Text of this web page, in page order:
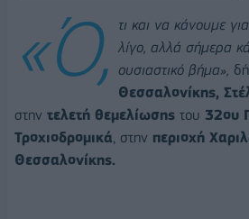
«Ό,
τι και να κάνουμε
λίγο, αλλά σήμερα
ουσιαστικό βήμα»,
Θεσσαλονίκης,
στην τελετή θεμελίωσης του 32ου
Τροχιοδρομικά , στην περιοχή
Θεσσαλονίκης.